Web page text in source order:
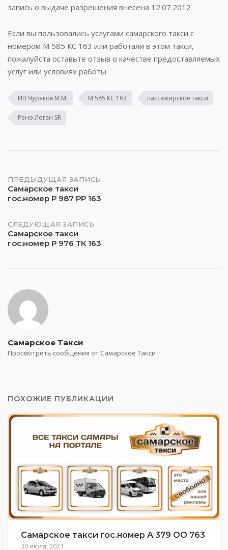
запись о выдаче разрешения внесена 12.07.2012
Если вы пользовались услугами самарского такси с
номером М 585 КС 163 или работали в этом такси,
пожалуйста оставьте отзыв о качестве предоставляемых
услуг или условиях работы.
ИП Чуряков М.М. М 585 КС 163 пассажирское такси
Рено Логан SR
Навигация
по
записям
ПРЕДЫДУЩАЯ ЗАПИСЬ
Самарское такси
гос.номер Р 987 РР 163
СЛЕДУЮЩАЯ ЗАПИСЬ
Самарское такси
гос.номер Р 976 ТК 163
Самарское Такси
Просмотреть сообщения от Самарское Такси
ПОХОЖИЕ ПУБЛИКАЦИИ
Самарское такси гос.номер А 379 ОО 763
30 июля, 2021